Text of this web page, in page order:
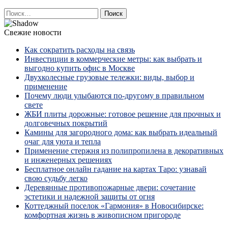
Найти:
Свежие новости
Как сократить расходы на связь
Инвестиции в коммерческие метры: как выбрать и
выгодно купить офис в Москве
Двухколесные грузовые тележки: виды, выбор и
применение
Почему люди улыбаются по‑другому в правильном
свете
ЖБИ плиты дорожные: готовое решение для прочных и
долговечных покрытий
Камины для загородного дома: как выбрать идеальный
очаг для уюта и тепла
Применение стержня из полипропилена в декоративных
и инженерных решениях
Бесплатное онлайн гадание на картах Таро: узнавай
свою судьбу легко
Деревянные противопожарные двери: сочетание
эстетики и надежной защиты от огня
Коттеджный поселок «Гармония» в Новосибирске:
комфортная жизнь в живописном пригороде